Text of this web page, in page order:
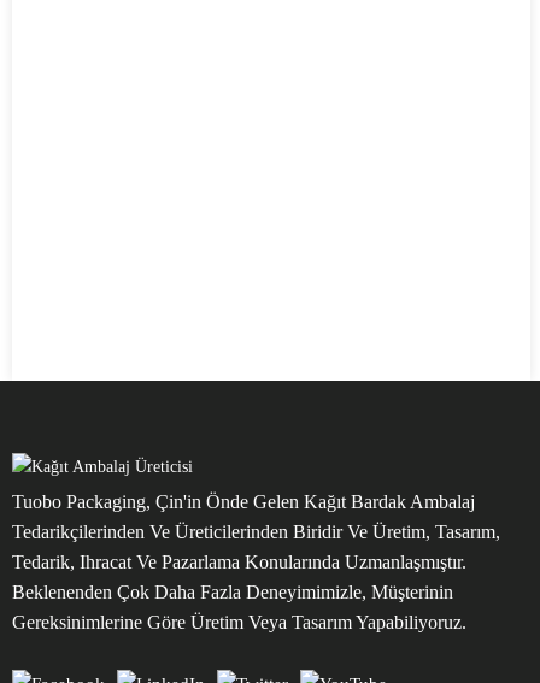
Tuobo Packaging, Çin'in Önde Gelen Kağıt Bardak Ambalaj
Tedarikçilerinden Ve Üreticilerinden Biridir Ve Üretim, Tasarım,
Tedarik, Ihracat Ve Pazarlama Konularında Uzmanlaşmıştır.
Beklenenden Çok Daha Fazla Deneyimimizle, Müşterinin
Gereksinimlerine Göre Üretim Veya Tasarım Yapabiliyoruz.